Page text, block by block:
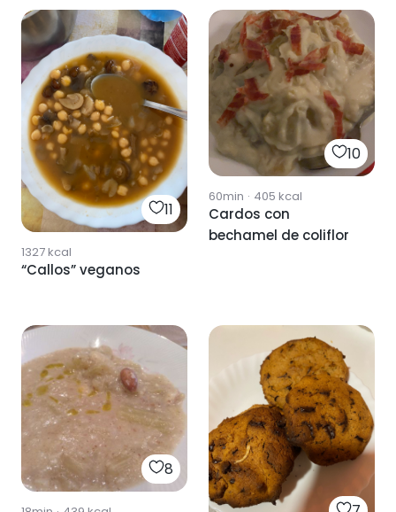
11
1327kcal
“Callos” veganos
10
60min · 405 kcal
Cardos con
bechamel de coliflor
8